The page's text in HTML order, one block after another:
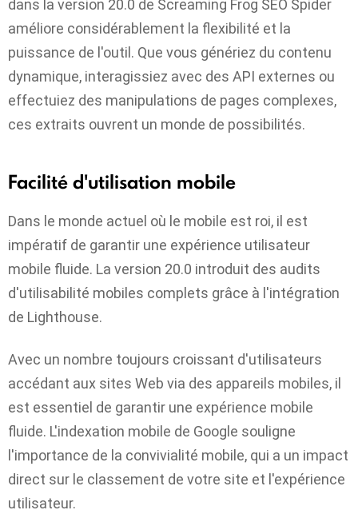
dans la version 20.0 de Screaming Frog SEO Spider
améliore considérablement la flexibilité et la
puissance de l'outil. Que vous génériez du contenu
dynamique, interagissiez avec des API externes ou
effectuiez des manipulations de pages complexes,
ces extraits ouvrent un monde de possibilités.
Facilité d'utilisation mobile
Dans le monde actuel où le mobile est roi, il est
impératif de garantir une expérience utilisateur
mobile fluide. La version 20.0 introduit des audits
d'utilisabilité mobiles complets grâce à l'intégration
de Lighthouse.
Avec un nombre toujours croissant d'utilisateurs
accédant aux sites Web via des appareils mobiles, il
est essentiel de garantir une expérience mobile
fluide. L'indexation mobile de Google souligne
l'importance de la convivialité mobile, qui a un impact
direct sur le classement de votre site et l'expérience
utilisateur.